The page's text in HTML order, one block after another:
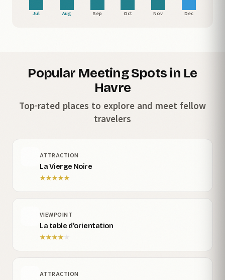
Jul Aug Sep Oct Nov Dec
Popular Meeting Spots in Le
Havre
Top-rated places to explore and meet fellow
travelers
ATTRACTION
La Vierge Noire
★★★★★
VIEWPOINT
La table d'orientation
★★★★★
ATTRACTION